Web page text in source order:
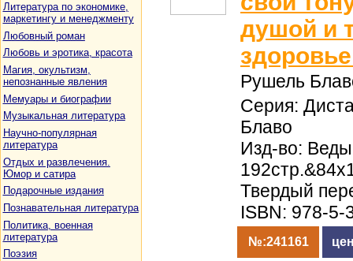
Литература по экономике,
маркетингу и менеджменту
Любовный роман
Любовь и эротика, красота
Магия, окультизм,
непознанные явления
Мемуары и биографии
Музыкальная литература
Научно-популярная
литература
Отдых и развлечения.
Юмор и сатира
Подарочные издания
Познавательная литература
Политика, военная
литература
Поэзия
душой и
Рушель
Серия:
Блаво
Изд-во:
Твердый
ISBN: 978-5-
№:241161